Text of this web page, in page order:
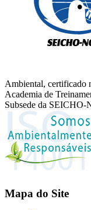
Ambiental, certificado
Academia de
Subsede da
Mapa do Site